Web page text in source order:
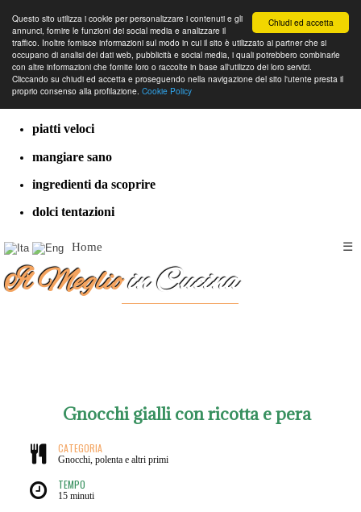
Chiudi ed accetta
Questo sito utilizza i cookie per personalizzare i contenuti e gli
annunci, fornire le funzioni dei social media e analizzare il
traffico. Inoltre fornisce informazioni sul modo in cui il sito è utilizzato ai partner che si
occupano di analisi dei dati web, pubblicità e social media, i quali potrebbero combinarle
con altre informazioni che fornite loro o raccolte in base all'utilizzo dei loro servizi.
Cliccando su chiudi ed accetta e proseguendo nella navigazione del sito l'utente presta il
proprio consenso alla profilazione. Cookie Policy
cucina dal mondo
ricette classiche
piatti veloci
mangiare sano
ingredienti da scoprire
dolci tentazioni
Home ☰
Il Meglioin Cucina
Gnocchi gialli con ricotta e pera
CATEGORIA
Gnocchi, polenta e altri primi
TEMPO
15 minuti